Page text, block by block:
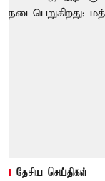
தேசிய செய்திகள்